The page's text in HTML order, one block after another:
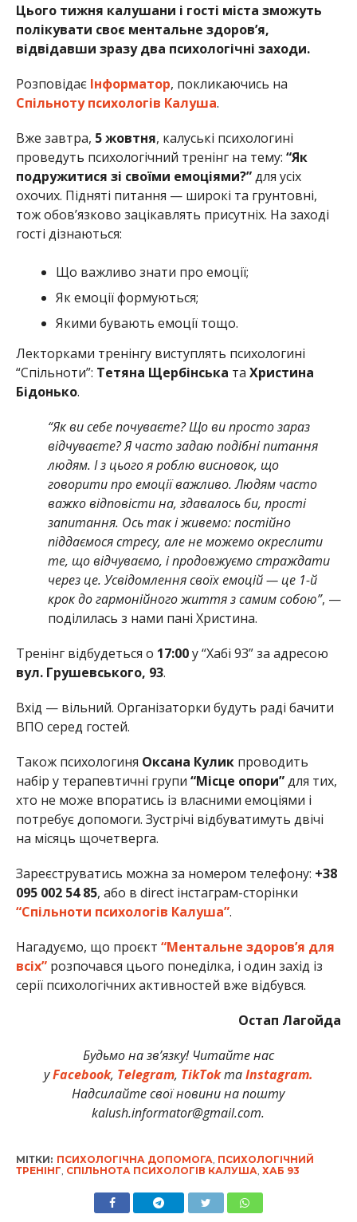
Цього тижня калушани і гості міста зможуть
полікувати своє ментальне здоров’я,
відвідавши зразу два психологічні заходи.
Розповідає Інформатор, покликаючись на
Спільноту психологів Калуша.
Вже завтра, 5 жовтня, калуські психологині
проведуть психологічний тренінг на тему: “Як
подружитися зі своїми емоціями?”для усіх
охочих. Підняті питання — широкі та грунтовні,
тож обов’язково зацікавлять присутніх. На заході
гості дізнаються:
Що важливо знати про емоції;
Як емоції формуються;
Якими бувають емоції тощо.
Лекторками тренінгу виступлять психологині
“Спільноти”: Тетяна Щербінська та Христина
Бідонько.
“Як ви себе почуваєте? Що ви просто зараз
відчуваєте? Я часто задаю подібні питання
людям. І з цього я роблю висновок, що
говорити про емоції важливо. Людям часто
важко відповісти на, здавалось би, прості
запитання. Ось так і живемо: постійно
піддаємося стресу, але не можемо окреслити
те, що відчуваємо, і продовжуємо страждати
через це. Усвідомлення своїх емоцій — це 1-й
крок до гармонійного життя з самим собою”, —
поділилась з нами пані Христина.
Тренінг відбудеться о 17:00у “Хабі 93” за адресою
вул. Грушевського, 93.
Вхід — вільний. Організаторки будуть раді бачити
ВПО серед гостей.
Також психологиня Оксана Куликпроводить
набір у терапевтичні групи “Місце опори”для тих,
хто не може впоратись із власними емоціями і
потребує допомоги. Зустрічі відбуватимуть двічі
на місяць щочетверга.
Зареєструватись можна за номером телефону: +38
095 002 54 85, або в direct інстаграм-сторінки
“Спільноти психологів Калуша”.
Нагадуємо, що проєкт “Ментальне здоров’я для
всіх”розпочався цього понеділка, і один захід із
серії психологічних активностей вже відбувся.
Остап Лагойда
Будьмо на зв’язку! Читайте нас
уFacebook, Telegram, TikTokтаInstagram.
Надсилайте свої новини на пошту
kalush.informator@gmail.com.
МІТКИ: ПСИХОЛОГІЧНА ДОПОМОГА ПСИХОЛОГІЧНИЙ
ТРЕНІНГ СПІЛЬНОТА ПСИХОЛОГІВ КАЛУША ХАБ 93